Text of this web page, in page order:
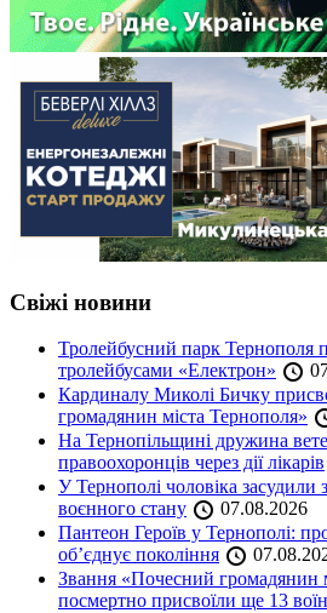
Свіжі новини
Тролейбусний парк Тернополя
тролейбусами «Електрон»
Кардиналу Миколі Бичку
громадянин міста Тернополя»
На Тернопільщині дружина
правоохоронців через дії лікарів
У Тернополі чоловіка засудили
воєнного стану
07.08.2026
Пантеон Героїв у Тернополі:
об’єднує покоління
Звання «Почесний громадянин
посмертно присвоїли ще 13